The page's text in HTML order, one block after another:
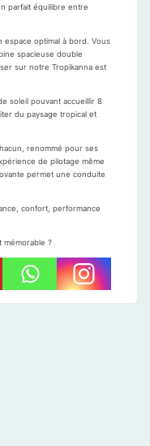
parfait équilibre entre
optimal à bord. Vous
spacieuse double
sur notre Tropikanna est
soleil pouvant accueillir 8
du paysage tropical et
renommé pour ses
de pilotage même
permet une conduite
confort, performance
mémorable ?